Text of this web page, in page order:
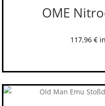
OME
117,96 €